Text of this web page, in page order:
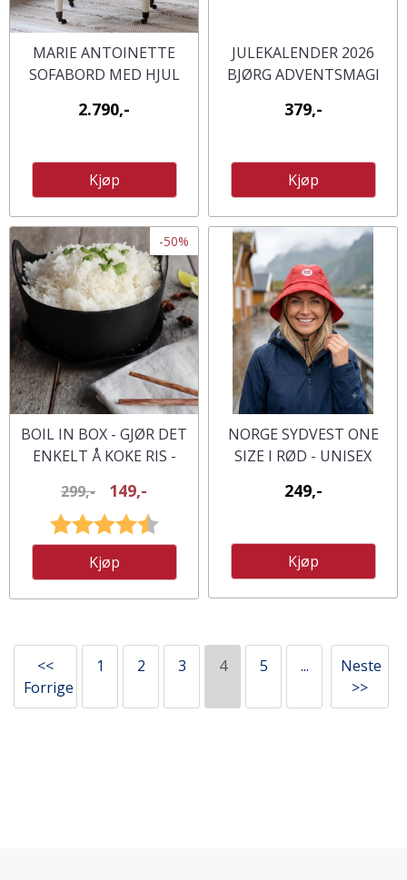
MARIE ANTOINETTE
SOFABORD MED HJUL
2.790,-
Kjøp
JULEKALENDER 2026
BJØRG ADVENTSMAGI
OPPMUNTRENDE SITAT
379,-
Kjøp
-50%
BOIL IN BOX - GJØR DET
ENKELT Å KOKE RIS -
299,- 149,-
Karakter:
4.6 av 5 mulige
Kjøp
NORGE SYDVEST ONE
SIZE I RØD - UNISEX
249,-
Kjøp
<<
Forrige
1 2 3 4 5 ...
Neste
>>